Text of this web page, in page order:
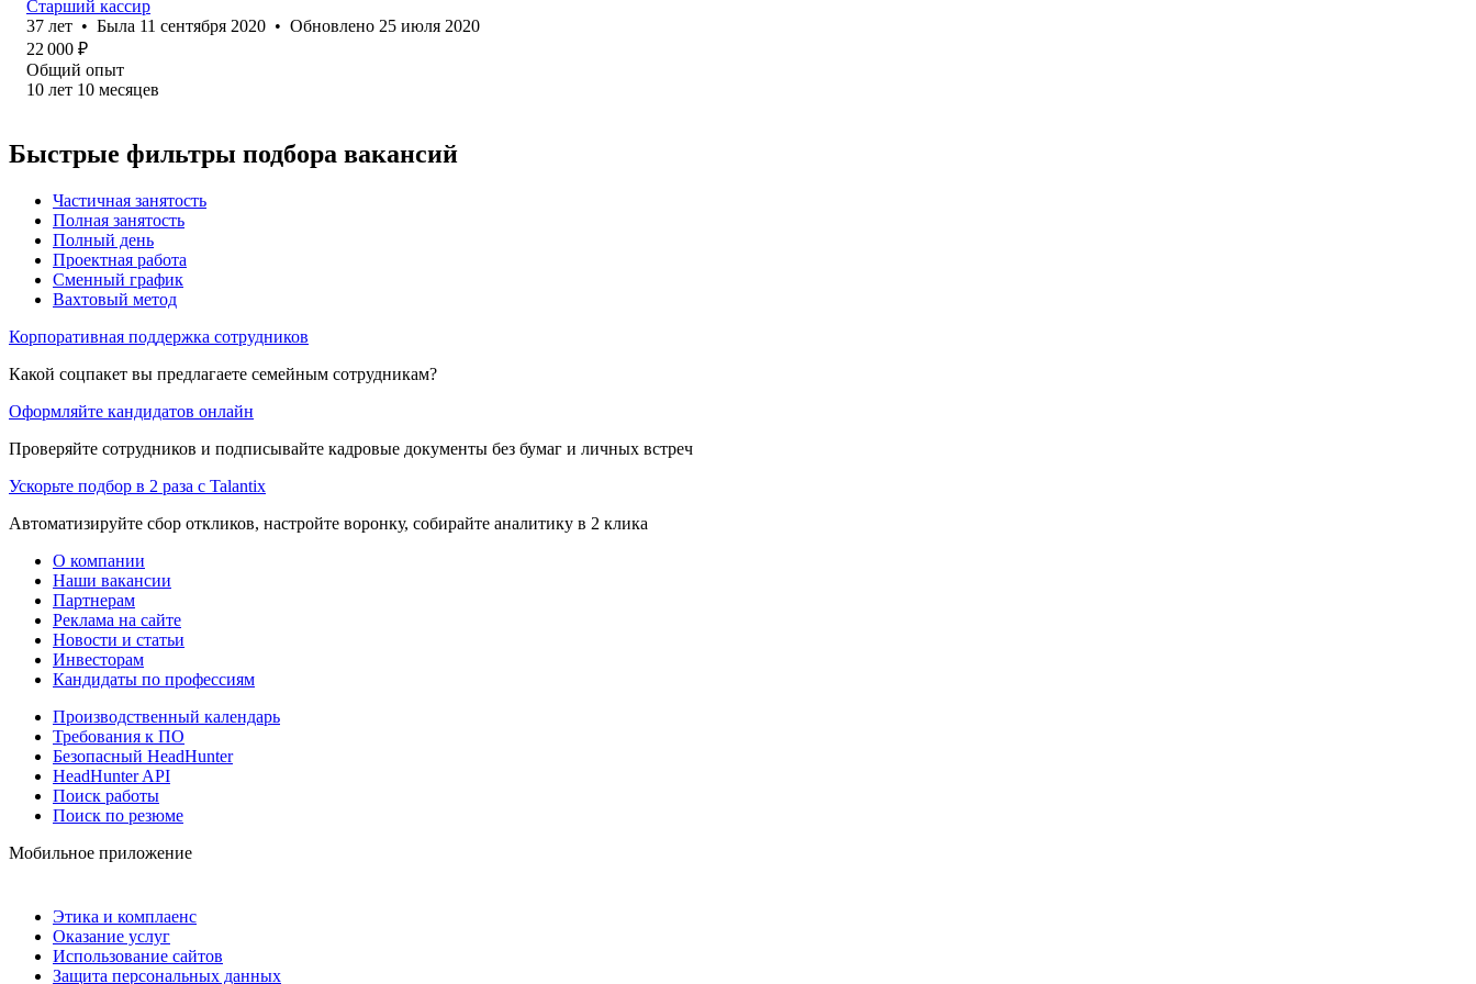
Старший кассир
37 лет • Была 11 сентября 2020 • Обновлено 25 июля 2020
22 000 ₽
Общий опыт
10 лет 10 месяцев
Быстрые фильтры подбора вакансий
Частичная занятость
Полная занятость
Полный день
Проектная работа
Сменный график
Вахтовый метод
Корпоративная поддержка сотрудников
Какой соцпакет вы предлагаете семейным сотрудникам?
Оформляйте кандидатов онлайн
Проверяйте сотрудников и подписывайте кадровые документы без бумаг и личных встреч
Ускорьте подбор в 2 раза с Talantix
Автоматизируйте сбор откликов, настройте воронку, собирайте аналитику в 2 клика
О компании
Наши вакансии
Партнерам
Реклама на сайте
Новости и статьи
Инвесторам
Кандидаты по профессиям
Производственный календарь
Требования к ПО
Безопасный HeadHunter
HeadHunter API
Поиск работы
Поиск по резюме
Мобильное приложение
Этика и комплаенс
Оказание услуг
Использование сайтов
Защита персональных данных